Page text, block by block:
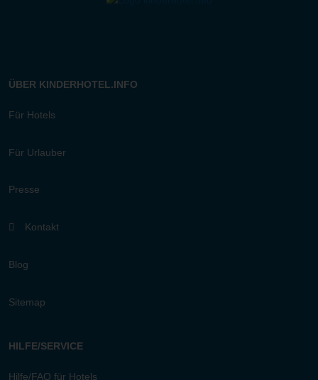
ÜBER KINDERHOTEL.INFO
Für Hotels
Für Urlauber
Presse
Kontakt
Blog
Sitemap
HILFE/SERVICE
Hilfe/FAQ für Hotels